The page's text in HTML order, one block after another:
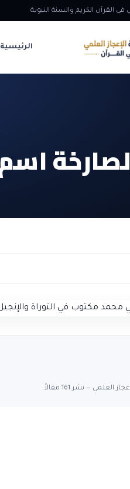
القرآن الكريم والسنة النبوية
الرئيسية
— نشر 161 مقالاً.